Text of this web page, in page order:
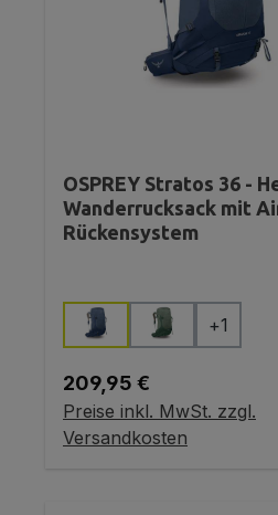
OSPREY Stratos 36 -
Wanderrucksack mit
Rückensystem
Farbe auswählen
+1
Regulärer Preis:
209,95 €
Preise inkl. MwSt. zzgl.
Versandkosten
In den Warenkorb